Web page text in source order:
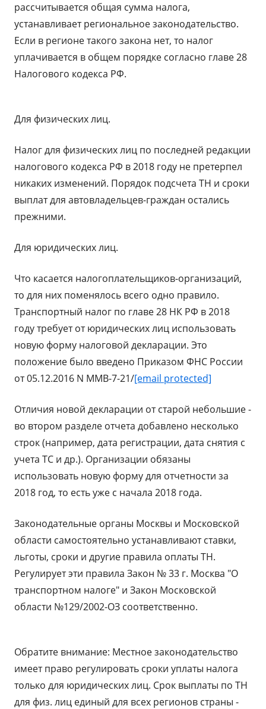
рассчитывается общая сумма налога,
устанавливает региональное законодательство.
Если в регионе такого закона нет, то налог
уплачивается в общем порядке согласно главе 28
Налогового кодекса РФ.
Для физических лиц.
Налог для физических лиц по последней редакции
налогового кодекса РФ в 2018 году не претерпел
никаких изменений. Порядок подсчета ТН и сроки
выплат для автовладельцев-граждан остались
прежними.
Для юридических лиц.
Что касается налогоплательщиков-организаций,
то для них поменялось всего одно правило.
Транспортный налог по главе 28 НК РФ в 2018
году требует от юридических лиц использовать
новую форму налоговой декларации. Это
положение было введено Приказом ФНС России
от 05.12.2016 N ММВ-7-21/[email protected]
Отличия новой декларации от старой небольшие -
во втором разделе отчета добавлено несколько
строк (например, дата регистрации, дата снятия с
учета ТС и др.). Организации обязаны
использовать новую форму для отчетности за
2018 год, то есть уже с начала 2018 года.
Законодательные органы Москвы и Московской
области самостоятельно устанавливают ставки,
льготы, сроки и другие правила оплаты ТН.
Регулирует эти правила Закон № 33 г. Москва "О
транспортном налоге" и Закон Московской
области №129/2002-ОЗ соответственно.
Обратите внимание: Местное законодательство
имеет право регулировать сроки уплаты налога
только для юридических лиц. Срок выплаты по ТН
для физ. лиц единый для всех регионов страны -